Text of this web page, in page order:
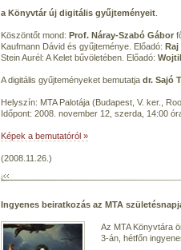
a Könyvtár új digitális gyűjteményeit
Köszöntőt mond: Prof. Náray-Szabó Gábor
Kaufmann Dávid és gyűjteménye. Előadó: Raj
Stein Aurél: A Kelet bűvöletében. Előadó:
A digitális gyűjteményeket bemutatja dr. Sajó
Helyszín: MTA Palotája (Budapest, V. ker.,
Időpont: 2008. november 12, szerda, 14:00
Képek a bemutatóról »
(2008.11.26.)
Ingyenes beiratkozás az MTA
Az MTA Könyvtára
3-án, hétfőn